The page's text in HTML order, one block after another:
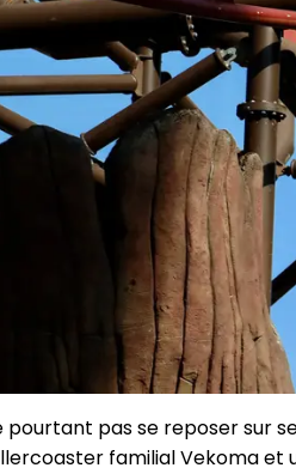
pas se reposer sur
familial Vekoma et